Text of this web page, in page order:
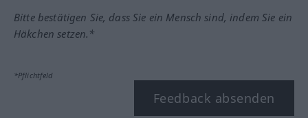
Bitte bestätigen Sie, dass Sie ein Mensch sind, indem Sie ein
Häkchen setzen.*
*Pflichtfeld
Feedback absenden